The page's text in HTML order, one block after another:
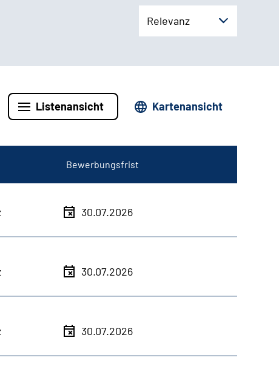
Relevanz
Listenansicht Kartenansicht
Bewerbungsfrist
30.07.2026
30.07.2026
30.07.2026